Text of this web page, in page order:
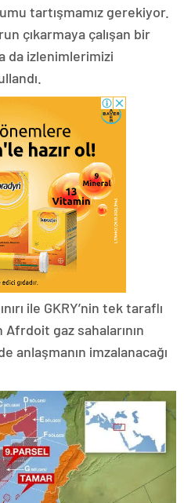
tartışmamız gerekiyor.
çıkarmaya çalışan bir
da izlenimlerimizi
ile GKRY’nin tek taraflı
gaz sahalarının
anlaşmanın imzalanacağı